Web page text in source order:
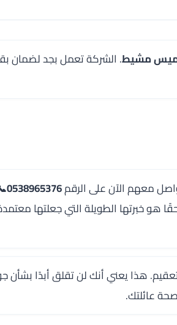
مشيط. الشركة تعمل بجد لضمان
معهم الآن على الرقم0538965376
هو خبرتها الطويلة التي جعلتها
هذا يعني أنك لن تقلق أبدًا بشأن
عائلتك.